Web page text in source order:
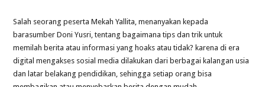
Salah seorang peserta Mekah Yallita, menanyakan kepada
barasumber Doni Yusri, tentang bagaimana tips dan trik untuk
memilah berita atau informasi yang hoaks atau tidak? karena di era
digital mengakses sosial media dilakukan dari berbagai kalangan usia
dan latar belakang pendidikan, sehingga setiap orang bisa